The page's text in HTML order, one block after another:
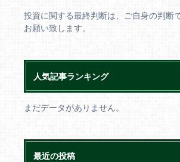
投資に関する最終判断は、ご自身の判断
お願い致します。
人気記事ランキング
まだデータがありません。
最近の投稿